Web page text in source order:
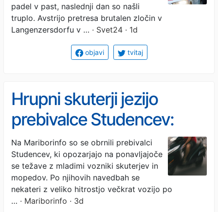
padel v past, naslednji dan so našli
truplo. Avstrijo pretresa brutalen zločin v
Langenzersdorfu v … · Svet24 · 1d
objavi tvitaj
Hrupni skuterji jezijo
prebivalce Studencev:
Mladi s predelanimi
mopedi divjajo po mestu,
ob prihodu policije zbežijo
Na Mariborinfo so se obrnili prebivalci
Studencev, ki opozarjajo na ponavljajoče
se težave z mladimi vozniki skuterjev in
mopedov. Po njihovih navedbah se
nekateri z veliko hitrostjo večkrat vozijo po
… · Mariborinfo · 3d